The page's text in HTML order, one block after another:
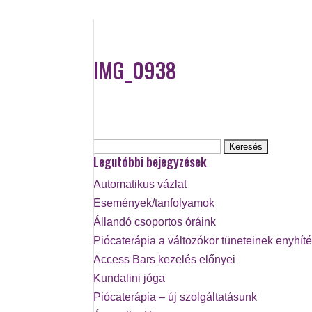
IMG_0938
Legutóbbi bejegyzések
Automatikus vázlat
Események/tanfolyamok
Állandó csoportos óráink
Piócaterápia a változókor tüneteinek
Access Bars kezelés előnyei
Kundalini jóga
Piócaterápia – új szolgáltatásunk